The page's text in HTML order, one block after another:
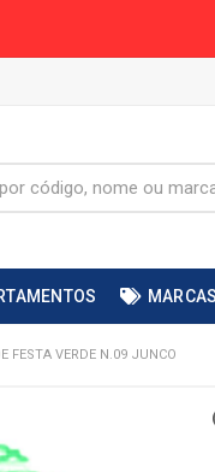
MARCAS
FESTA VERDE N.09 JUNCO